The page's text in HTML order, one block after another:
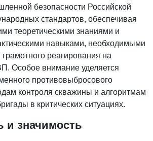
безопасности Российской
стандартов, обеспечивая
теоретическими знаниями и
навыками, необходимыми
реагирования на
Особое внимание уделяется
противовыбросового
контроля скважины и алгоритмам
в критических ситуациях.
и значимость